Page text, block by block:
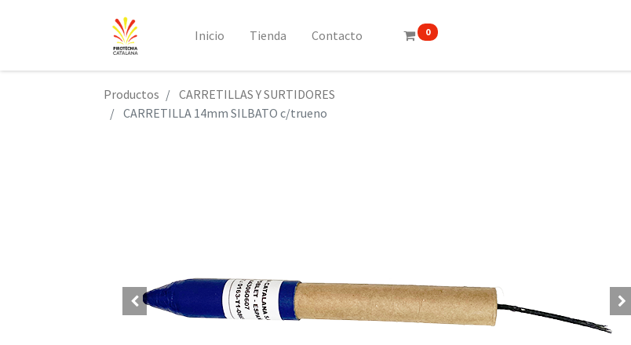
Inicio Tienda Contacto 0
Productos
CARRETILLAS Y SURTIDORES
CARRETILLA 14mm SILBATO c/trueno